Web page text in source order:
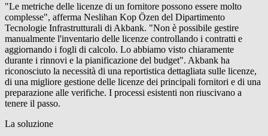
"Le metriche delle licenze di un fornitore possono essere molto
complesse", afferma Neslihan Kop Özen del Dipartimento
Tecnologie Infrastrutturali di Akbank. "Non è possibile gestire
manualmente l'inventario delle licenze controllando i contratti e
aggiornando i fogli di calcolo. Lo abbiamo visto chiaramente
durante i rinnovi e la pianificazione del budget". Akbank ha
riconosciuto la necessità di una reportistica dettagliata sulle licenze,
di una migliore gestione delle licenze dei principali fornitori e di una
preparazione alle verifiche. I processi esistenti non riuscivano a
tenere il passo.
La soluzione